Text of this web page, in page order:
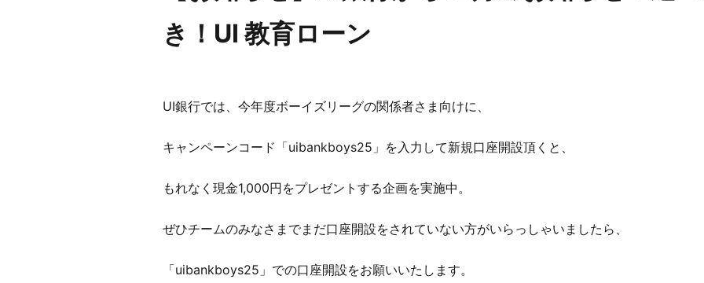
き！UI 教育ローン
UI銀行では、今年度ボーイズリーグの関係者さま向けに、
キャンペーンコード「uibankboys25」を入力して新規口座開設頂くと、
もれなく現金1,000円をプレゼントする企画を実施中。
ぜひチームのみなさまでまだ口座開設をされていない方がいらっしゃいましたら、
「uibankboys25」での口座開設をお願いいたします。